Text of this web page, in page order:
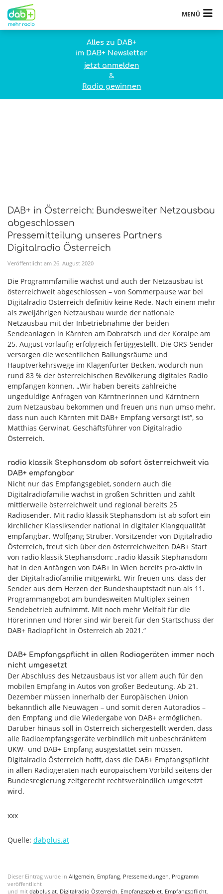
MENÜ
Alles zu DAB+
im DAB+ Newsletter
jetzt anmelden
&
Radio gewinnen
DAB+ in Österreich: Bundesweiter Netzausbau
abgeschlossen
Pressemitteilung unseres Partners
Digitalradio Österreich
Veröffentlicht am 26. August 2020
Die Programmfamilie wächst und auch der Netzausbau ist
österreichweit abgeschlossen – von Sommerpause war bei
Digitalradio Österreich definitiv keine Rede. Nach einem mehr
als zweijährigen Netzausbau wurde der nationale
Netzausbau mit der Inbetriebnahme der beiden
Sendeanlagen in Kärnten am Dobratsch und der Koralpe am
25. August vorläufig erfolgreich fertiggestellt. Die ORS-Sender
versorgen die wesentlichen Ballungsräume und
Hauptverkehrswege im Klagenfurter Becken, wodurch nun
rund 83 % der österreichischen Bevölkerung digitales Radio
empfangen können. „Wir haben bereits zahlreiche
ungeduldige Anfragen von Kärntnerinnen und Kärntnern
zum Netzausbau bekommen und freuen uns nun umso mehr,
dass nun auch Kärnten mit DAB+ Empfang versorgt ist“, so
Matthias Gerwinat, Geschäftsführer von Digitalradio
Österreich.
radio klassik Stephansdom ab sofort österreichweit via
DAB+ empfangbar
Nicht nur das Empfangsgebiet, sondern auch die
Digitalradiofamilie wächst in großen Schritten und zählt
mittlerweile österreichweit und regional bereits 25
Radiosender. Mit radio klassik Stephansdom ist ab sofort ein
kirchlicher Klassiksender national in digitaler Klangqualität
empfangbar. Wolfgang Struber, Vorsitzender von Digitalradio
Österreich, freut sich über den österreichweiten DAB+ Start
von radio klassik Stephansdom: „radio klassik Stephansdom
hat in den Anfängen von DAB+ in Wien bereits pro-aktiv in
der Digitalradiofamilie mitgewirkt. Wir freuen uns, dass der
Sender aus dem Herzen der Bundeshauptstadt nun als 11.
Programmangebot am bundesweiten Multiplex seinen
Sendebetrieb aufnimmt. Mit noch mehr Vielfalt für die
Hörerinnen und Hörer sind wir bereit für den Startschuss der
DAB+ Radiopflicht in Österreich ab 2021.“
DAB+ Empfangspflicht in allen Radiogeräten immer noch
nicht umgesetzt
Der Abschluss des Netzausbaus ist vor allem auch für den
mobilen Empfang in Autos von großer Bedeutung. Ab 21.
Dezember müssen innerhalb der Europäischen Union
bekanntlich alle Neuwägen – und somit deren Autoradios –
den Empfang und die Wiedergabe von DAB+ ermöglichen.
Darüber hinaus soll in Österreich sichergestellt werden, dass
alle Radioempfangsgeräte verbindlich mit unbeschränktem
UKW- und DAB+ Empfang ausgestattet sein müssen.
Digitalradio Österreich hofft, dass die DAB+ Empfangspflicht
in allen Radiogeräten nach europäischem Vorbild seitens der
Bundesregierung zeitgerecht rechtsverbindlich umgesetzt
wird.
xxx
Quelle: dabplus.at
Dieser Eintrag wurde in Allgemein, Empfang, Pressemeldungen, Programm
veröffentlicht
und mit dabplus.at, Digitalradio Österreich, Empfangsgebiet, Empfangspflicht,